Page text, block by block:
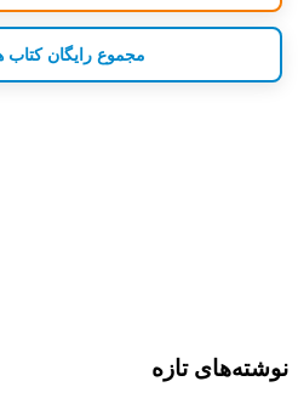
مجموع رایگان کتاب
نوشته‌های تازه